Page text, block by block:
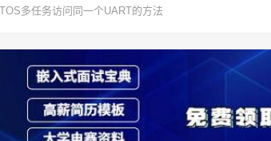
多任务访问同一个UART的方法